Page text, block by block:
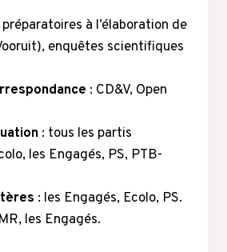
préparatoires à l’élaboration de
enquêtes scientifiques
: CD&V, Open
: tous les partis
les Engagés, PS, PTB-
: les Engagés, Ecolo, PS.
les Engagés.